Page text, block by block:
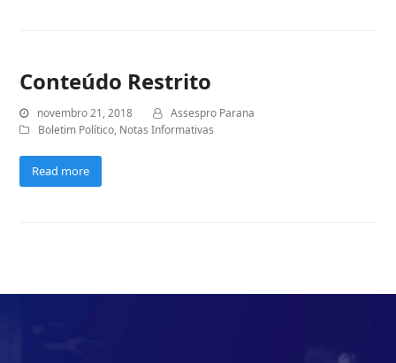
Conteúdo Restrito
novembro 21, 2018
Assespro Parana
Boletim Político, Notas Informativas
Read more